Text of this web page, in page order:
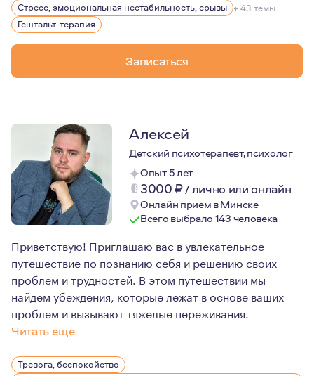
Стресс, эмоциональная нестабильность, срывы + 43 темы
Гештальт-терапия
Записаться
Алексей
Детский психотерапевт, психолог
Опыт 5 лет
3000₽/лично или онлайн
Онлайн прием в Минске
Всего выбрало 143 человека
Приветствую! Приглашаю вас в увлекательное
путешествие по познанию себя и решению своих
проблем и трудностей. В этом путешествии мы
найдем убеждения, которые лежат в основе ваших
проблем и вызывают тяжелые переживания.
Читать еще
В профессию меня привело три фактора. Первый —
Тревога, беспокойство